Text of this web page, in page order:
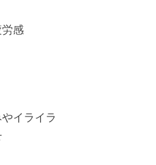
感
イライラ